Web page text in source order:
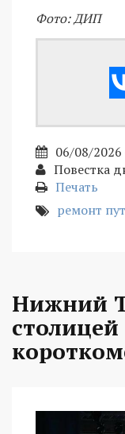
Фото: ДИП
06/08/2026
Повестка
Печать
ремонт
Нижний
столицей